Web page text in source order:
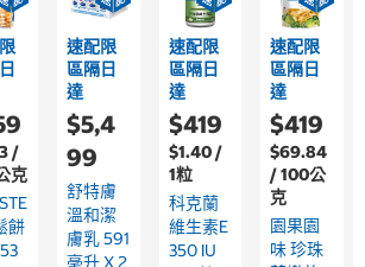
/
克
餅
速配限
區隔日
達
$5,4
99
舒特膚
溫和潔
膚乳 591
毫升 X 2
速配限
區隔日
達
$419
$1.40 /
1粒
科克蘭
維生素E
350 IU
速配限
區隔日
達
$419
$69.84
/ 100公
克
園果園
味 珍珠